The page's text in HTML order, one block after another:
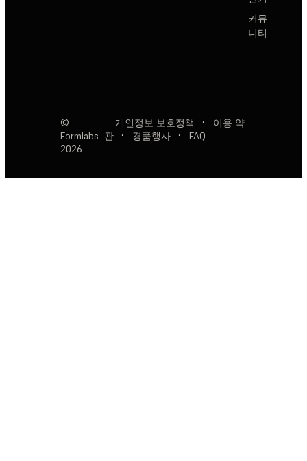
커뮤
니티
©
Formlabs
2026
개인정보 보호정책 ·
이용 약
관
· 경품행사 · FAQ